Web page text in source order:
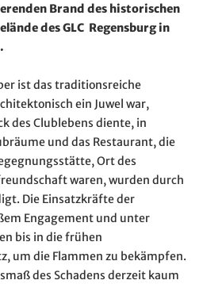
Brand des historischen
des GLC Regensburg in
ist das traditionsreiche
ein Juwel war,
des Clublebens diente, in
und das Restaurant, die
Ort des
waren, wurden durch
Die Einsatzkräfte der
Engagement und unter
bis in die frühen
um die Flammen zu bekämpfen.
des Schadens derzeit kaum